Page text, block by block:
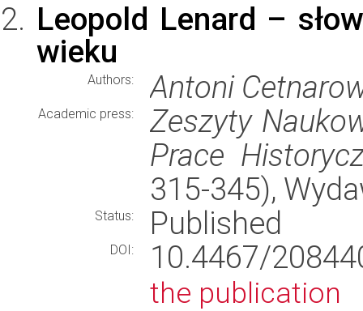
Leopold Lenard –
wieku
Authors: Antoni
Academic press:
Zeszyty
Prace
315-345),
Status: Published
DOI: 10.4467/
the publication